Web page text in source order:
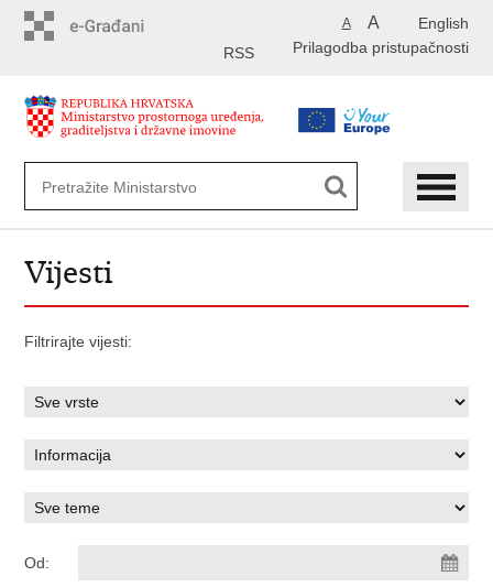
English
A A
Prilagodba pristupačnosti
RSS
Vijesti
Filtrirajte vijesti:
Od: